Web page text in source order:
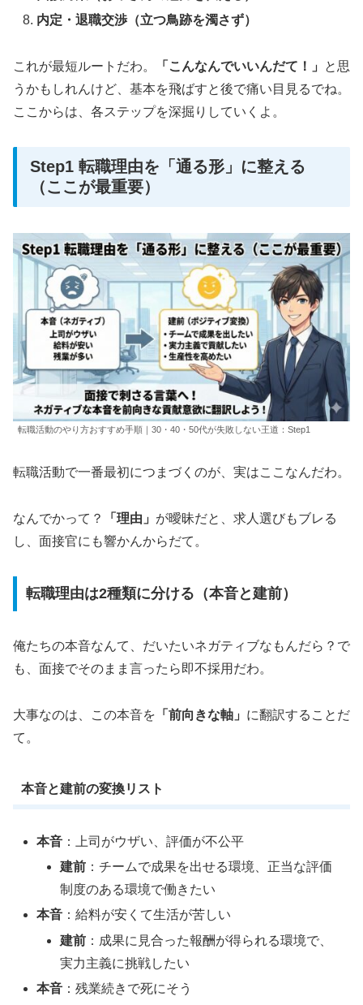
内定・退職交渉（立つ鳥跡を濁さず）
これが最短ルートだわ。 「こんなんでいいんだて！」
と思
うかもしれんけど、基本を飛ばすと後で痛い目見るでね。
ここからは、各ステップを深掘りしていくよ。
Step1 転職理由を「通る形」に整える
（ここが最重要）
転職活動のやり方おすすめ手順｜30・40・50代が失敗しない王道：Step1
転職活動で一番最初につまづくのが、実はここなんだわ。
なんでかって？ 「理由」 が曖昧だと、求人選びもブレる
し、面接官にも響かんからだて。
転職理由は2種類に分ける（本音と建前）
俺たちの本音なんて、だいたいネガティブなもんだら？で
も、面接でそのまま言ったら即不採用だわ。
大事なのは、この本音を 「前向きな軸」 に翻訳することだ
て。
本音と建前の変換リスト
本音 ：上司がウザい、評価が不公平
建前 ：チームで成果を出せる環境、正当な評価
制度のある環境で働きたい
本音 ：給料が安くて生活が苦しい
建前 ：成果に見合った報酬が得られる環境で、
実力主義に挑戦したい
本音 ：残業続きで死にそう